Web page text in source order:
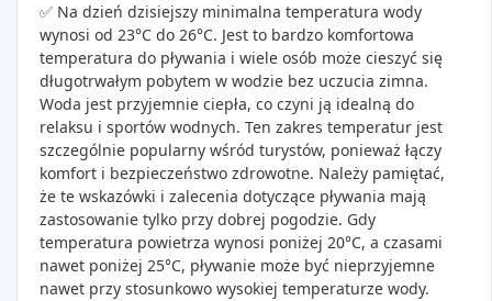
✅ Na dzień dzisiejszy minimalna temperatura wody
wynosi od 23°C do 26°C. Jest to bardzo komfortowa
temperatura do pływania i wiele osób może cieszyć się
długotrwałym pobytem w wodzie bez uczucia zimna.
Woda jest przyjemnie ciepła, co czyni ją idealną do
relaksu i sportów wodnych. Ten zakres temperatur jest
szczególnie popularny wśród turystów, ponieważ łączy
komfort i bezpieczeństwo zdrowotne. Należy pamiętać,
że te wskazówki i zalecenia dotyczące pływania mają
zastosowanie tylko przy dobrej pogodzie. Gdy
temperatura powietrza wynosi poniżej 20°C, a czasami
nawet poniżej 25°C, pływanie może być nieprzyjemne
nawet przy stosunkowo wysokiej temperaturze wody.